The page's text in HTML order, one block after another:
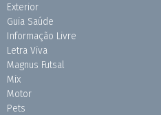
Exterior
Guia Saúde
Informação Livre
Letra Viva
Magnus Futsal
Mix
Motor
Pets